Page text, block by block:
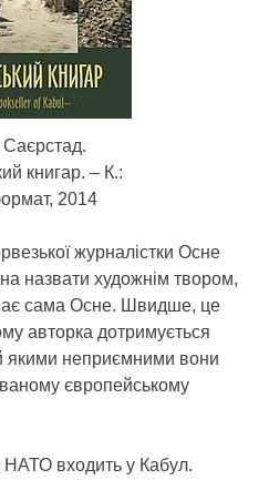
книгар. – К.:
2014
журналістки Осне
назвати художнім твором,
сама Осне. Швидше, це
авторка дотримується
якими неприємними вони
європейському
НАТО входить у Кабул.